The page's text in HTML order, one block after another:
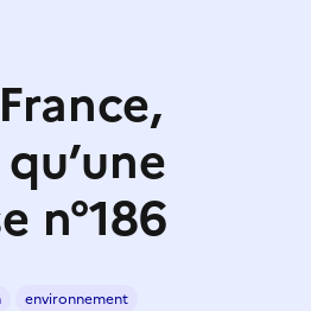
n°186
environnement